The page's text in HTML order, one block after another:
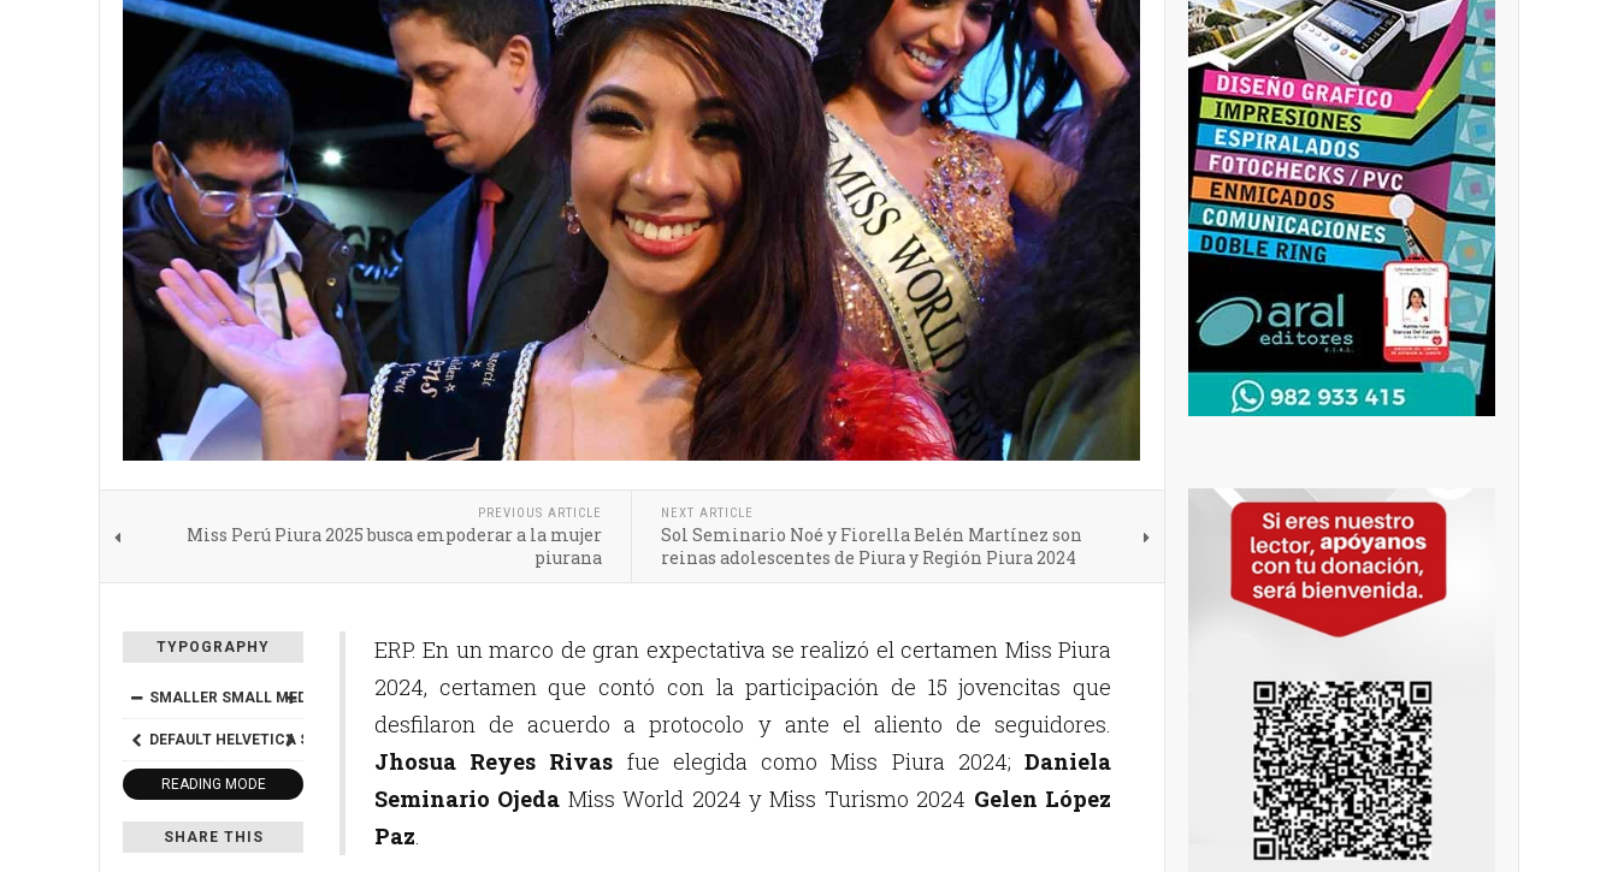
PREVIOUS ARTICLE
Miss Perú Piura 2025 busca empoderar a la mujer
piurana
NEXT ARTICLE
Sol Seminario Noé y Fiorella Belén Martínez son
reinas adolescentes de Piura y Región Piura 2024
TYPOGRAPHY
SMALLER SMALL MEDIUM BIGGER
DEFAULT HELVETICA SEGOE
READING MODE
SHARE THIS
ERP. En un marco de gran expectativa se realizó el certamen Miss Piura
2024, certamen que contó con la participación de 15 jovencitas que
desfilaron de acuerdo a protocolo y ante el aliento de seguidores.
Jhosua Reyes Rivas fue elegida como Miss Piura 2024;Daniela
Seminario Ojeda Miss World 2024 y Miss Turismo 2024 Gelen López
Paz